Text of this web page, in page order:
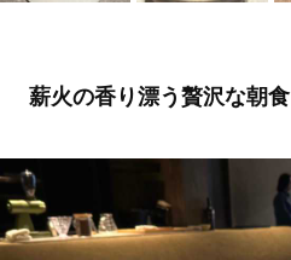
薪火の香り漂う贅沢な朝食